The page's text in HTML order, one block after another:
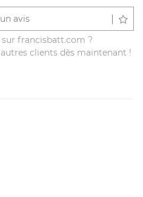
avis
francisbatt.com ?
clients dès maintenant !